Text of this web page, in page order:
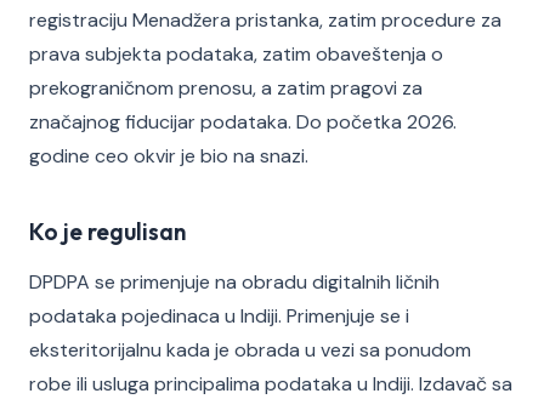
registraciju Menadžera pristanka, zatim procedure za
prava subjekta podataka, zatim obaveštenja o
prekograničnom prenosu, a zatim pragovi za
značajnog fiducijar podataka. Do početka 2026.
godine ceo okvir je bio na snazi.
Ko je regulisan
DPDPA se primenjuje na obradu digitalnih ličnih
podataka pojedinaca u Indiji. Primenjuje se i
eksteritorijalnu kada je obrada u vezi sa ponudom
robe ili usluga principalima podataka u Indiji. Izdavač sa